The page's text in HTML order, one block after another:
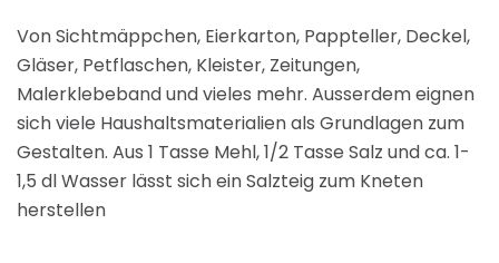
Von Sichtmäppchen, Eierkarton, Pappteller, Deckel,
Gläser, Petflaschen, Kleister, Zeitungen,
Malerklebeband und vieles mehr. Ausserdem eignen
sich viele Haushaltsmaterialien als Grundlagen zum
Gestalten. Aus 1 Tasse Mehl, 1/2 Tasse Salz und ca. 1-
1,5 dl Wasser lässt sich ein Salzteig zum Kneten
herstellen